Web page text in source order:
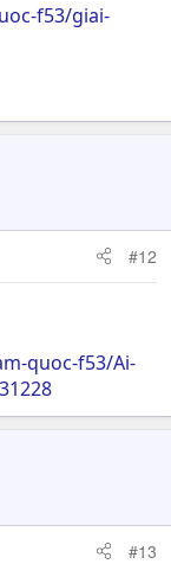
f53/giai-
#12
quoc-f53/Ai-
#13